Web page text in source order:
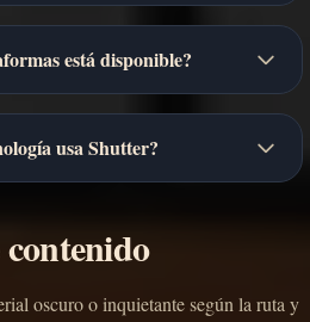
está disponible?
usa Shutter?
oscuro o inquietante según la ruta y